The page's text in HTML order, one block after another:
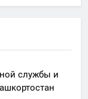
службы и